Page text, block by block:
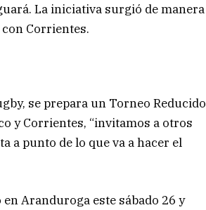
La iniciativa surgió de manera
Corrientes.
se prepara un Torneo Reducido
y Corrientes, “invitamos a otros
a punto de lo que va a hacer el
Aranduroga este sábado 26 y